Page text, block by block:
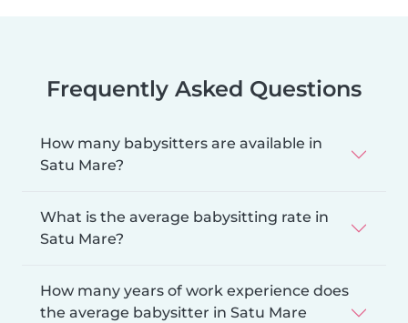
Frequently Asked Questions
How many babysitters are available in
Satu Mare?
What is the average babysitting rate in
Satu Mare?
How many years of work experience does
the average babysitter in Satu Mare